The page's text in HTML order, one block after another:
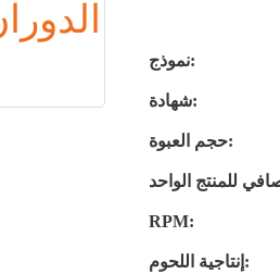
نموذج:
شهادة:
حجم العبوة:
RPM:
إنتاجية اللحوم: